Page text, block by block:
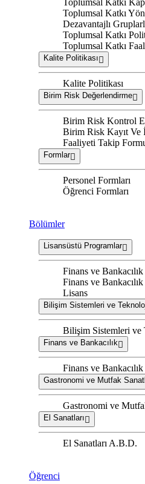
Toplumsal Katkı
Toplumsal Katkı
Dezavantajlı
Toplumsal Katkı
Toplumsal Katkı
Kalite Politikası
Kalite Politikası
Birim Risk Değerlendirme
Birim Risk Kontrol
Birim Risk Kayıt Ve
Faaliyeti Takip
Formlar
Personel Formları
Öğrenci Formları
Bölümler
Lisansüstü Programlar
Finans ve
Finans ve
Lisans
Bilişim Sistemleri ve
Bilişim Sistemleri
Finans ve Bankacılık
Finans ve
Gastronomi ve Mutfak
Gastronomi ve
El Sanatları
El Sanatları A.B.D.
Öğrenci